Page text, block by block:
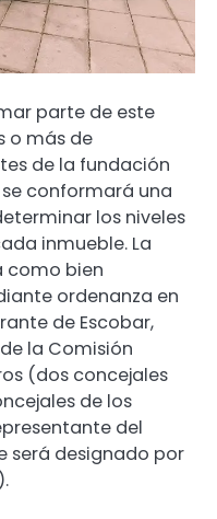
parte de este
o más de
de la fundación
se conformará una
los niveles
inmueble. La
como bien
ordenanza en
de Escobar,
la Comisión
(dos concejales
de los
del
será designado por